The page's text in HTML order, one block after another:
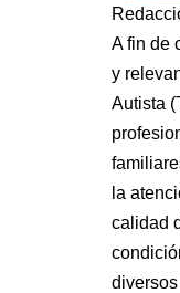
A fin de
y
Autista
la
calidad